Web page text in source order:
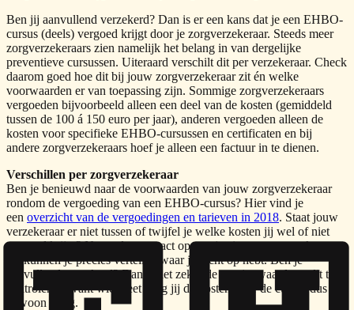
Ben jij aanvullend verzekerd? Dan is er een kans dat je een EHBO-
cursus (deels) vergoed krijgt door je zorgverzekeraar. Steeds meer
zorgverzekeraars zien namelijk het belang in van dergelijke
preventieve cursussen. Uiteraard verschilt dit per verzekeraar. Check
daarom goed hoe dit bij jouw zorgverzekeraar zit én welke
voorwaarden er van toepassing zijn. Sommige zorgverzekeraars
vergoeden bijvoorbeeld alleen een deel van de kosten (gemiddeld
tussen de 100 á 150 euro per jaar), anderen vergoeden alleen de
kosten voor specifieke EHBO-cursussen en certificaten en bij
andere zorgverzekeraars hoef je alleen een factuur in te dienen.
Verschillen per zorgverzekeraar
Ben je benieuwd naar de voorwaarden van jouw zorgverzekeraar
rondom de vergoeding van een EHBO-cursus? Hier vind je
een overzicht van de vergoedingen en tarieven in 2018. Staat jouw
verzekeraar er niet tussen of twijfel je welke kosten jij wel of niet
vergoed krijgt? Neem dan contact op met je eigen zorgverzekeraar.
Zij kunnen je precies vertellen waar je recht op hebt. Ben je
aanvullend verzekerd? Dan is het zeker de moeite waard om dit te
controleren, want wie weet krijg jij de kosten voor de cursus dus
gewoon terug.